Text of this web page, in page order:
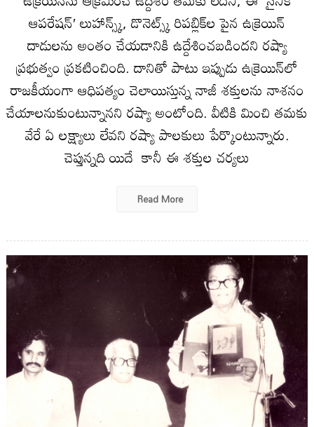
ఆపరేషన్ʹ లుహాన్స్క్, డొనెట్స్క్ రిపబ్లిక్‌ల పైన ఉక్రెయిన్
దాడులను అంతం చేయడానికి ఉద్దేశించబడిందని రష్యా
ప్రభుత్వం ప్రకటించింది. దానితో పాటు ఇప్పుడు ఉక్రెయిన్‌లో
రాజకీయంగా ఆధిపత్యం చెలాయిస్తున్న నాజీ శక్తులను నాశనం
చేయాలనుకుంటున్నానని రష్యా అంటోంది. వీటికి మించి తమకు
వేరే ఏ లక్ష్యాలు లేవని రష్యా పాలకులు పేర్కొంటున్నారు.
చెప్తున్నది యిదే కానీ ఈ శక్తుల చర్యలు
Read More